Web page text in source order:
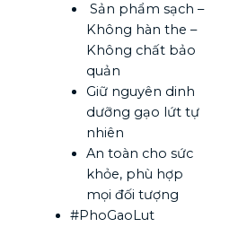
Sản phẩm sạch –
Không hàn the –
Không chất bảo
quản
Giữ nguyên dinh
dưỡng gạo lứt tự
nhiên
An toàn cho sức
khỏe, phù hợp
mọi đối tượng
#PhoGaoLut